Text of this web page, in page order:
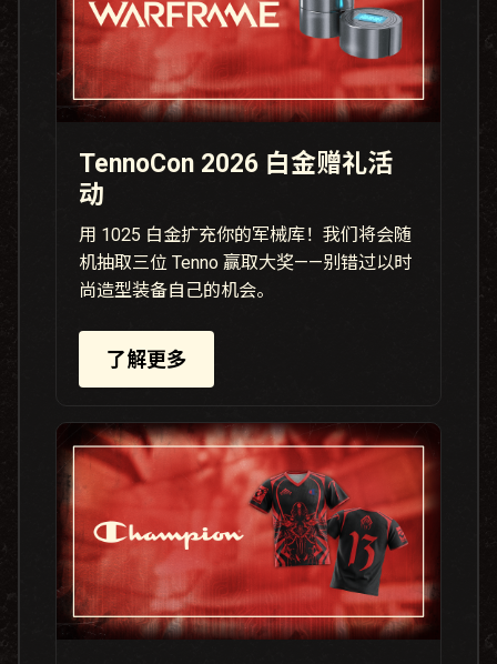
TennoCon 2026 白金赠礼活
动
用 1025 白金扩充你的军械库！我们将会随
机抽取三位 Tenno 赢取大奖——别错过以时
尚造型装备自己的机会。
了解更多